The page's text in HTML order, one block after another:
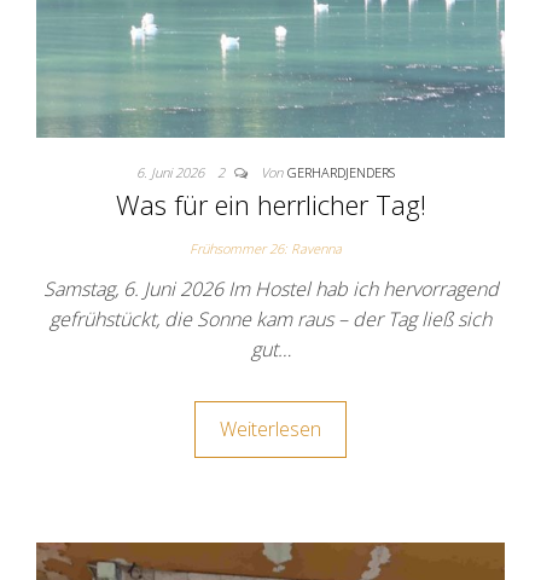
6. Juni 2026 2 Von GERHARDJENDERS
Was für ein herrlicher Tag!
Frühsommer 26: Ravenna
Samstag, 6. Juni 2026 Im Hostel hab ich hervorragend
gefrühstückt, die Sonne kam raus – der Tag ließ sich
gut…
Weiterlesen